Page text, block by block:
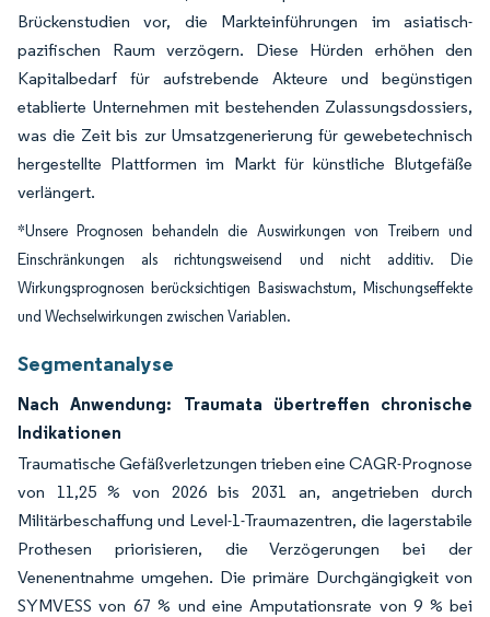
Brückenstudien vor, die Markteinführungen im asiatisch-
pazifischen Raum verzögern. Diese Hürden erhöhen den
Kapitalbedarf für aufstrebende Akteure und begünstigen
etablierte Unternehmen mit bestehenden Zulassungsdossiers,
was die Zeit bis zur Umsatzgenerierung für gewebetechnisch
hergestellte Plattformen im Markt für künstliche Blutgefäße
verlängert.
*Unsere Prognosen behandeln die Auswirkungen von Treibern und
Einschränkungen als richtungsweisend und nicht additiv. Die
Wirkungsprognosen berücksichtigen Basiswachstum, Mischungseffekte
und Wechselwirkungen zwischen Variablen.
Segmentanalyse
Nach Anwendung: Traumata übertreffen chronische
Indikationen
Traumatische Gefäßverletzungen trieben eine CAGR-Prognose
von 11,25 % von 2026 bis 2031 an, angetrieben durch
Militärbeschaffung und Level-1-Traumazentren, die lagerstabile
Prothesen priorisieren, die Verzögerungen bei der
Venenentnahme umgehen. Die primäre Durchgängigkeit von
SYMVESS von 67 % und eine Amputationsrate von 9 % bei